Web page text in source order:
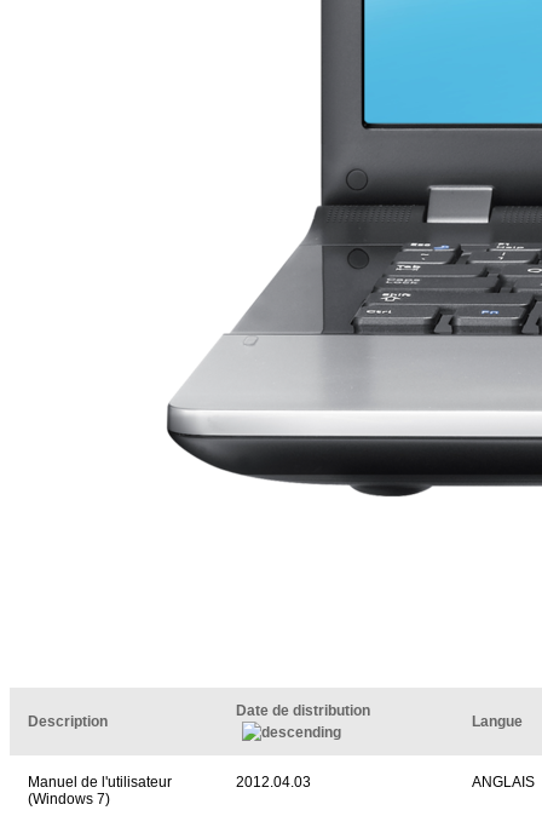
Description
Date de distribution
Langue
Manuel de l'utilisateur
(Windows 7)
2012.04.03 ANGLAIS